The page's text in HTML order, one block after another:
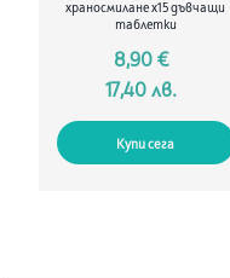
храносмилане х15 дъвчащи
таблетки
8,90 €
17,40 лв.
Купи сега